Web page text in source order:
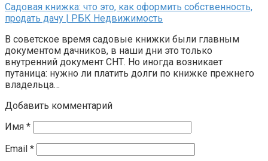
Садовая книжка: что это, как оформить собственность,
продать дачу | РБК Недвижимость
В советское время садовые книжки были главным
документом дачников, в наши дни это только
внутренний документ СНТ. Но иногда возникает
путаница: нужно ли платить долги по книжке прежнего
владельца…
Добавить комментарий
Имя *
Email *